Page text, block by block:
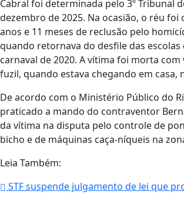
Cabral foi determinada pelo 3º Tribunal
dezembro de 2025. Na ocasião, o réu foi
anos e 11 meses de reclusão pelo
quando retornava do desfile das escolas
carnaval de 2020. A vítima foi morta
fuzil, quando estava chegando em casa,
De acordo com o Ministério Público do
praticado a mando do contraventor
da vítima na disputa pelo controle de
bicho e de máquinas caça-níqueis na
Leia Também:
STF suspende julgamento de lei que